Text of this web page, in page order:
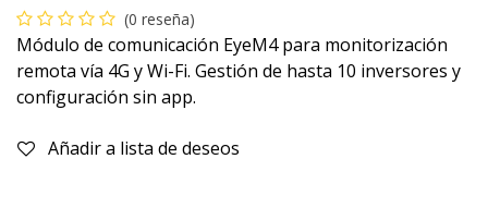
(0 reseña)
Módulo de comunicación EyeM4 para monitorización
remota vía 4G y Wi-Fi. Gestión de hasta 10 inversores y
configuración sin app.
Añadir a lista de deseos